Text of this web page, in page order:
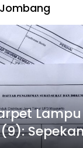
Lampu